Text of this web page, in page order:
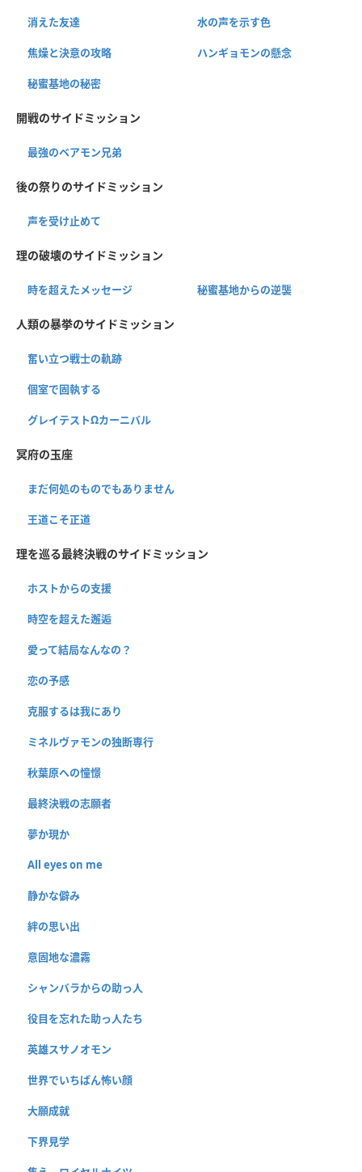
消えた友達 水の声を示す色
焦燥と決意の攻略 ハンギョモンの懸念
秘蜜基地の秘密
開戦のサイドミッション
最強のベアモン兄弟
後の祭りのサイドミッション
声を受け止めて
理の破壊のサイドミッション
時を超えたメッセージ 秘蜜基地からの逆襲
人類の暴挙のサイドミッション
奮い立つ戦士の軌跡
個室で固執する
グレイテストΩカーニバル
冥府の玉座
まだ何処のものでもありません
王道こそ正道
理を巡る最終決戦のサイドミッション
ホストからの支援
時空を超えた邂逅
愛って結局なんなの？
恋の予感
克服するは我にあり
ミネルヴァモンの独断専行
秋葉原への憧憬
最終決戦の志願者
夢か現か
All eyes on me
静かな僻み
絆の思い出
意固地な濃霧
シャンバラからの助っ人
役目を忘れた助っ人たち
英雄スサノオモン
世界でいちばん怖い顔
大願成就
下界見学